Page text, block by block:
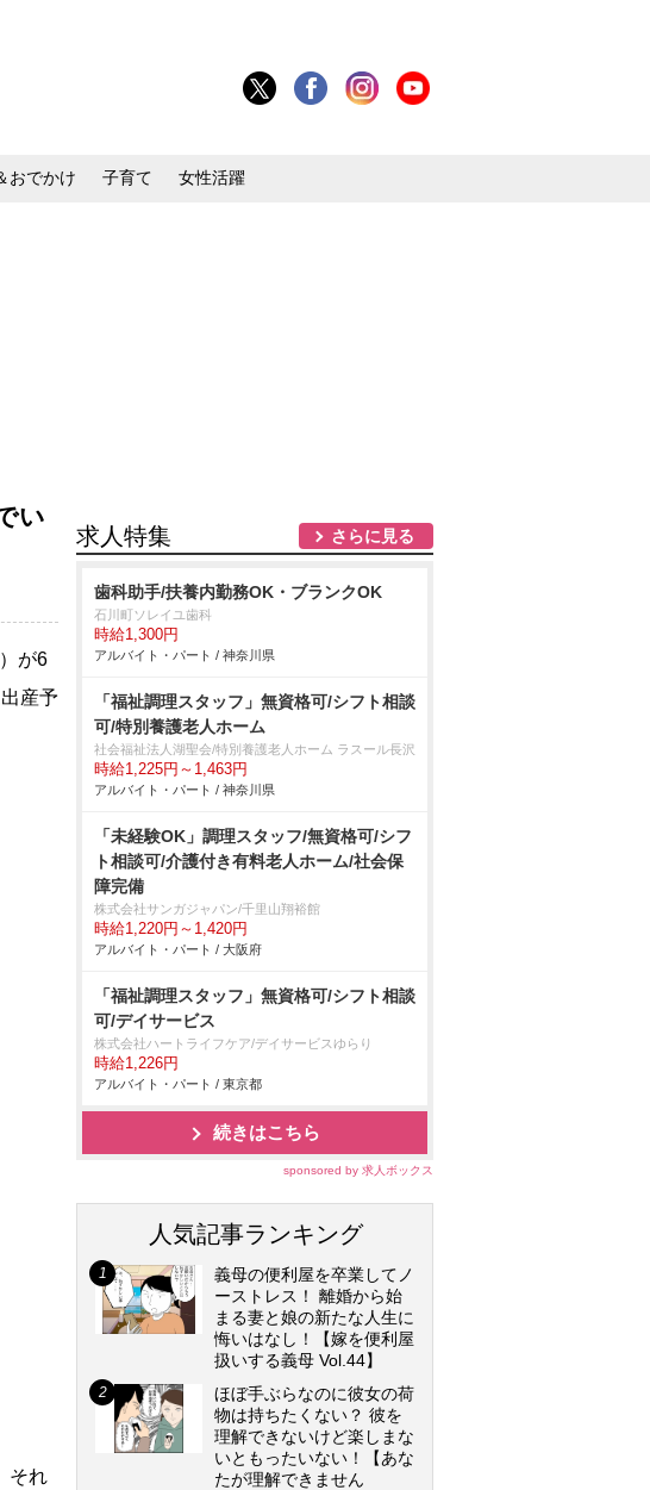
おでかけ 子育て 女性活躍
い
が6
産予
それ
求人特集 さらに見る
歯科助手/扶養内勤務OK・ブランクOK
石川町ソレイユ歯科
時給1,300円
アルバイト・パート / 神奈川県
「福祉調理スタッフ」無資格可/シフト相談
可/特別養護老人ホーム
社会福祉法人湖聖会/特別養護老人ホーム ラスール長沢
時給1,225円～1,463円
アルバイト・パート / 神奈川県
「未経験OK」調理スタッフ/無資格可/シフ
ト相談可/介護付き有料老人ホーム/社会保
障完備
株式会社サンガジャパン/千里山翔裕館
時給1,220円～1,420円
アルバイト・パート / 大阪府
「福祉調理スタッフ」無資格可/シフト相談
可/デイサービス
株式会社ハートライフケア/デイサービスゆらり
時給1,226円
アルバイト・パート / 東京都
続きはこちら
sponsored by 求人ボックス
人気記事ランキング
義母の便利屋を卒業してノ
ーストレス！ 離婚から始
まる妻と娘の新たな人生に
悔いはなし！【嫁を便利屋
扱いする義母 Vol.44】
ほぼ手ぶらなのに彼女の荷
物は持ちたくない？ 彼を
理解できないけど楽しまな
いともったいない！【あな
たが理解できません